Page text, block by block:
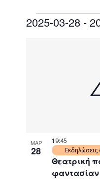
2025-03-28 -
ΜΑΡ
28
Θεατρική
φαντασίαν
19:45